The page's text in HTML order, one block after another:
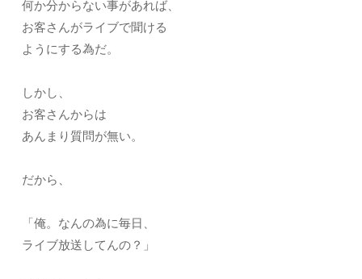
何か分からない事があれば、
お客さんがライブで聞ける
ようにする為だ。
しかし、
お客さんからは
あんまり質問が無い。
だから、
「俺。なんの為に毎日、
ライブ放送してんの？」